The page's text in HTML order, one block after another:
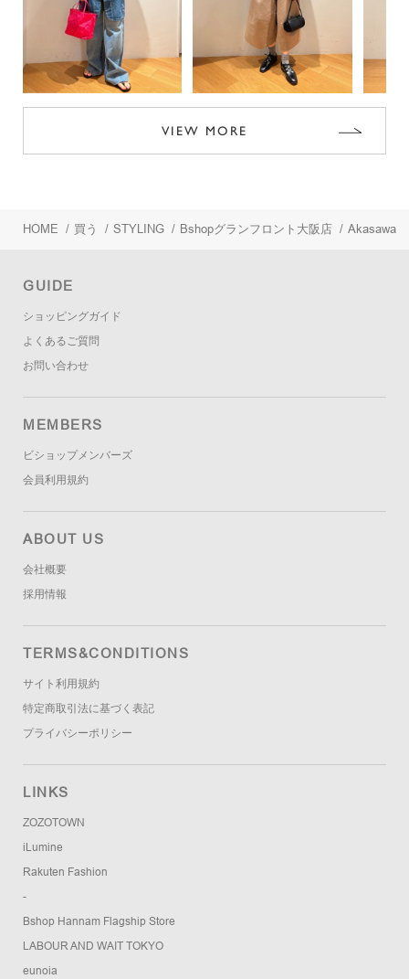
VIEW MORE
HOME / 買う / STYLING / Bshopグランフロント大阪店 / Akasawa
GUIDE
ショッピングガイド
よくあるご質問
お問い合わせ
MEMBERS
ビショップメンバーズ
会員利用規約
ABOUT US
会社概要
採用情報
TERMS&CONDITIONS
サイト利用規約
特定商取引法に基づく表記
プライバシーポリシー
LINKS
ZOZOTOWN
iLumine
Rakuten Fashion
-
Bshop Hannam Flagship Store
LABOUR AND WAIT TOKYO
eunoia